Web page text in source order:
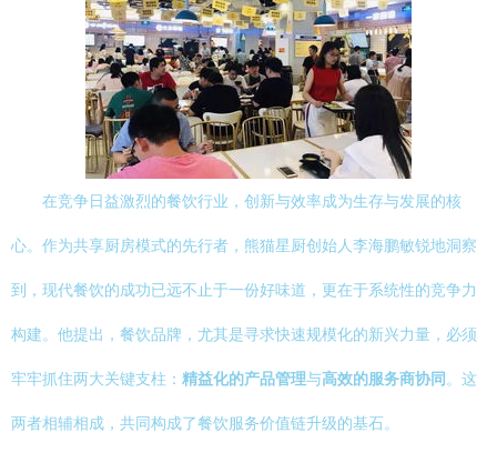
在竞争日益激烈的餐饮行业，创新与效率成为生存与发展的核
心。作为共享厨房模式的先行者，熊猫星厨创始人李海鹏敏锐地洞察
到，现代餐饮的成功已远不止于一份好味道，更在于系统性的竞争力
构建。他提出，餐饮品牌，尤其是寻求快速规模化的新兴力量，必须
牢牢抓住两大关键支柱： 精益化的产品管理与高效的服务商协同 。这
两者相辅相成，共同构成了餐饮服务价值链升级的基石。